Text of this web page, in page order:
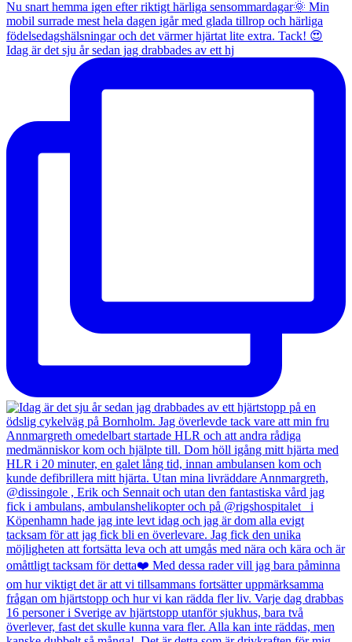
Idag är det sju år sedan jag drabbades av ett hj